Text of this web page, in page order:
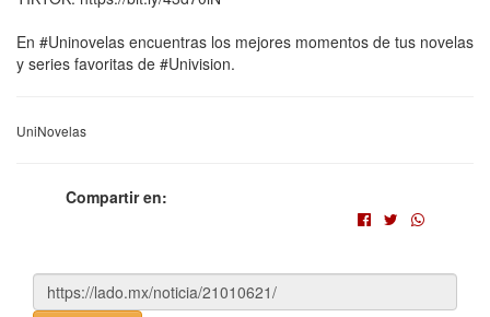
En #Uninovelas encuentras los mejores momentos de tus novelas
y series favoritas de #Univision.
UniNovelas
Compartir en: